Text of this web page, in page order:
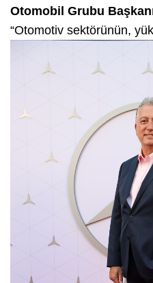
Otomobil Grubu Başkan
“Otomotiv sektörünün,